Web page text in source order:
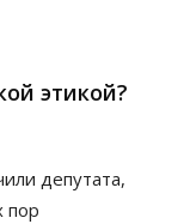
этикой?
депутата,
пор